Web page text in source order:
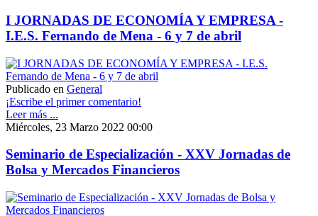
I JORNADAS DE ECONOMÍA Y EMPRESA -
I.E.S. Fernando de Mena - 6 y 7 de abril
Publicado en General
¡Escribe el primer comentario!
Leer más ...
Miércoles, 23 Marzo 2022 00:00
Seminario de Especialización - XXV Jornadas de
Bolsa y Mercados Financieros